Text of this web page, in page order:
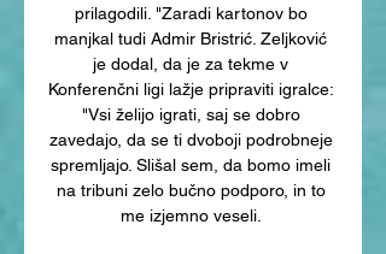
prilagodili. "Zaradi kartonov bo
manjkal tudi Admir Bristrić. Zeljković
je dodal, da je za tekme v
Konferenčni ligi lažje pripraviti igralce:
"Vsi želijo igrati, saj se dobro
zavedajo, da se ti dvoboji podrobneje
spremljajo. Slišal sem, da bomo imeli
na tribuni zelo bučno podporo, in to
me izjemno veseli.